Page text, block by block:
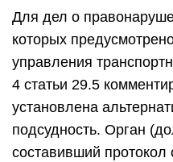
Для дел о
которых
управления
4 статьи 29.5
установлена
подсудность. Орган
составивший